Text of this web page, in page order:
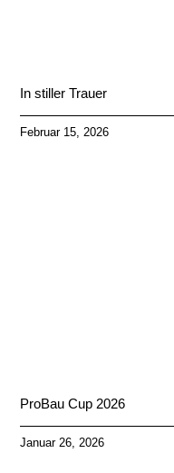
In stiller Trauer
Februar 15, 2026
ProBau Cup 2026
Januar 26, 2026